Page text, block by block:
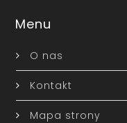
Menu
O nas
Kontakt
Mapa strony